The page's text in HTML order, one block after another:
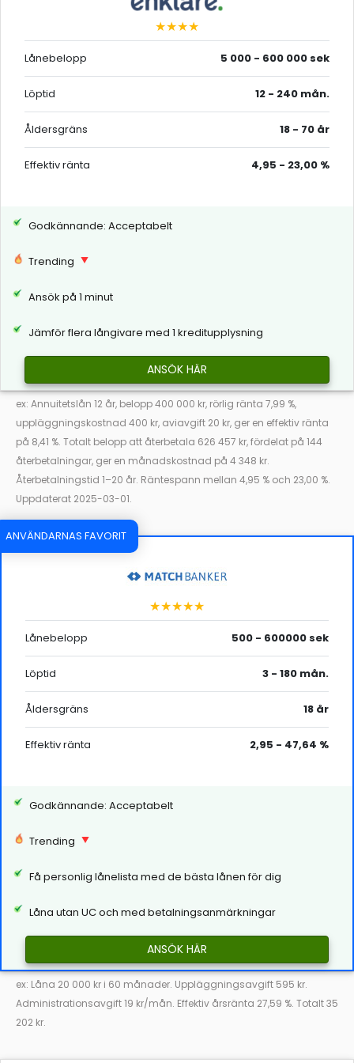
★★★★
Lånebelopp 5 000 - 600 000 sek
Löptid 12 - 240 mån.
Åldersgräns 18 - 70 år
Effektiv ränta 4,95 - 23,00 %
Godkännande: Acceptabelt
Trending
Ansök på 1 minut
Jämför flera långivare med 1 kreditupplysning
ANSÖK HÄR
ex: Annuitetslån 12 år, belopp 400 000 kr, rörlig ränta 7,99 %,
uppläggningskostnad 400 kr, aviavgift 20 kr, ger en effektiv ränta
på 8,41 %. Totalt belopp att återbetala 626 457 kr, fördelat på 144
återbetalningar, ger en månadskostnad på 4 348 kr.
Återbetalningstid 1–20 år. Räntespann mellan 4,95 % och 23,00 %.
Uppdaterat 2025-03-01.
ANVÄNDARNAS FAVORIT
★★★★★
Lånebelopp 500 - 600000 sek
Löptid 3 - 180 mån.
Åldersgräns 18 år
Effektiv ränta 2,95 - 47,64 %
Godkännande: Acceptabelt
Trending
Få personlig lånelista med de bästa lånen för dig
Låna utan UC och med betalningsanmärkningar
ANSÖK HÄR
ex: Låna 20 000 kr i 60 månader. Uppläggningsavgift 595 kr.
Administrationsavgift 19 kr/mån. Effektiv årsränta 27,59 %. Totalt 35
202 kr.